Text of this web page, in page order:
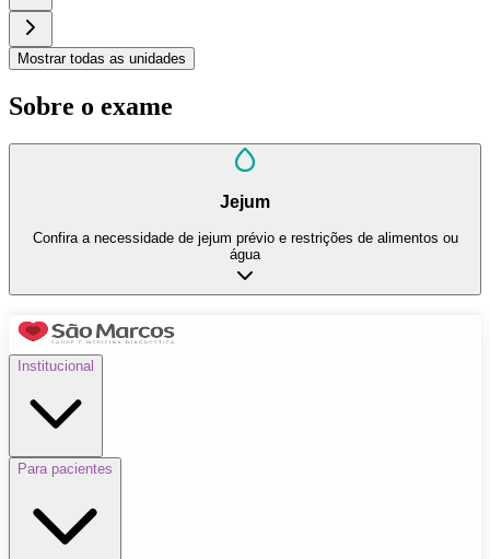
Mostrar todas as unidades
Sobre o exame
Jejum
Confira a necessidade de jejum prévio e restrições de alimentos ou
água
Institucional
Para pacientes